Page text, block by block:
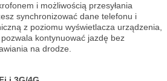
i możliwością przesyłania
synchronizować dane telefonu i
z poziomu wyświetlacza urządzenia,
kontynuować jazdę bez
na drodze.